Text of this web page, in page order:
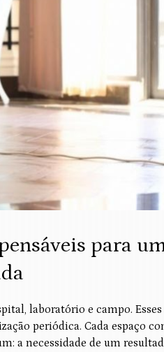
para
laboratório e campo.
periódica. Cada espaço
a necessidade de um